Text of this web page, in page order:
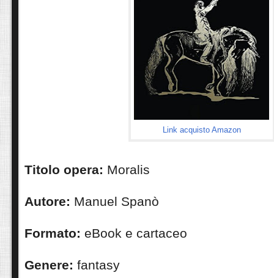
Link acquisto Amazon
Titolo opera: Moralis
Autore: Manuel Spanò
Formato: eBook e cartaceo
Genere: fantasy